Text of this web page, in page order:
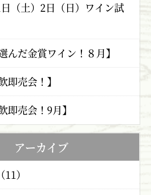
（土）2日（日）ワイン試
んだ金賞ワイン！８月】
即売会！】
即売会！9月】
アーカイブ
）